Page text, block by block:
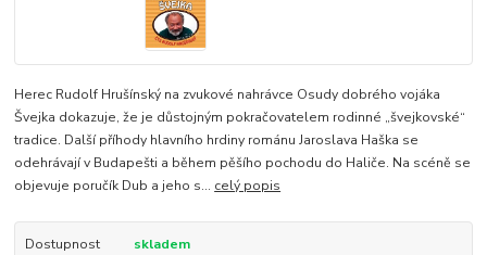
Herec Rudolf Hrušínský na zvukové nahrávce Osudy dobrého vojáka
Švejka dokazuje, že je důstojným pokračovatelem rodinné „švejkovské“
tradice. Další příhody hlavního hrdiny románu Jaroslava Haška se
odehrávají v Budapešti a během pěšího pochodu do Haliče. Na scéně se
objevuje poručík Dub a jeho s... celý popis
Dostupnost
skladem